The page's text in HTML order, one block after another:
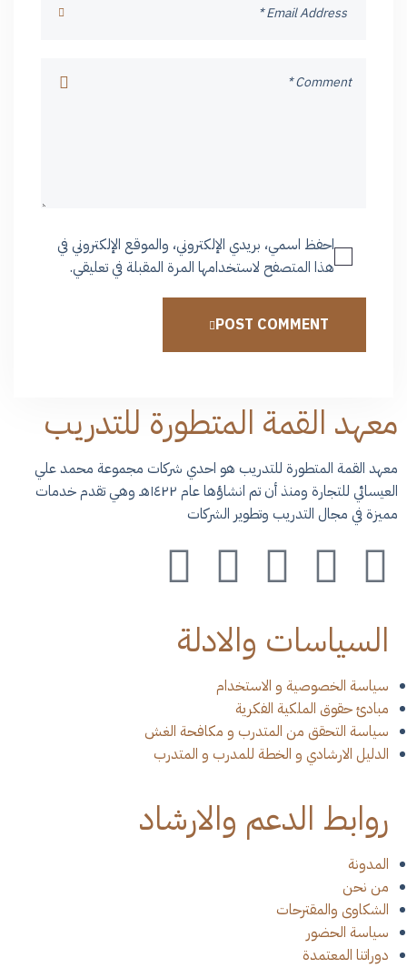
احفظ اسمي، بريدي الإلكتروني، والموقع الإلكتروني في
هذا المتصفح لاستخدامها المرة المقبلة في تعليقي.
POST COMMENT
معهد القمة المتطورة للتدريب
معهد القمة المتطورة للتدريب هو احدي شركات مجموعة محمد علي
العيسائي للتجارة ومنذ أن تم انشاؤها عام ١٤٢٢هـ وهي تقدم خدمات
مميزة في مجال التدريب وتطوير الشركات
السياسات والادلة
سياسة الخصوصية و الاستخدام
مبادئ حقوق الملكية الفكرية
سياسة التحقق من المتدرب و مكافحة الغش
الدليل الارشادي و الخطة للمدرب و المتدرب
روابط الدعم والارشاد
المدونة
من نحن
الشكاوى والمقترحات
سياسة الحضور
دوراتنا المعتمدة